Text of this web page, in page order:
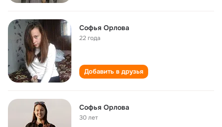
Софья Орлова
22 года
Добавить в друзья
Софья Орлова
30 лет